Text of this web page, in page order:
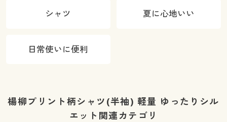
シャツ 夏に心地いい
日常使いに便利
楊柳プリント柄シャツ(半袖) 軽量 ゆったりシル
エット関連カテゴリ